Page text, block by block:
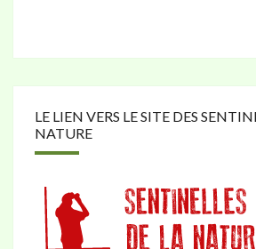
LE LIEN VERS LE SITE DES
NATURE